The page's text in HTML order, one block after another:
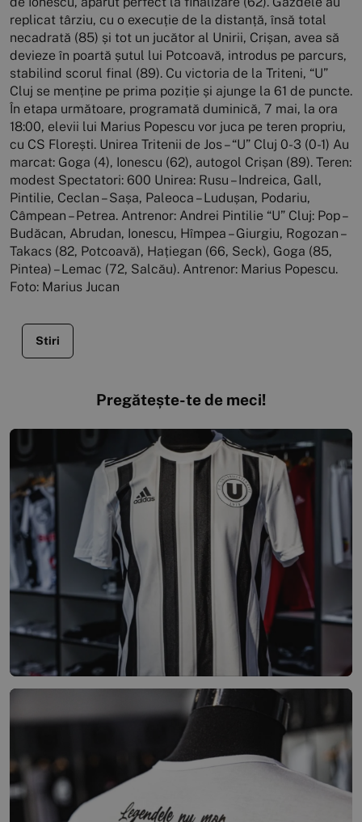
replicat târziu, cu o execuție de la distanță, însă total
necadrată (85) și tot un jucător al Unirii, Crișan, avea să
devieze în poartă șutul lui Potcoavă, introdus pe parcurs,
stabilind scorul final (89). Cu victoria de la Triteni, “U”
Cluj se menține pe prima poziție și ajunge la 61 de puncte.
În etapa următoare, programată duminică, 7 mai, la ora
18:00, elevii lui Marius Popescu vor juca pe teren propriu,
cu CS Florești. Unirea Tritenii de Jos – “U” Cluj 0-3 (0-1) Au
marcat: Goga (4), Ionescu (62), autogol Crișan (89). Teren:
modest Spectatori: 600 Unirea: Rusu – Indreica, Gall,
Pintilie, Ceclan – Sașa, Paleoca – Ludușan, Podariu,
Câmpean – Petrea. Antrenor: Andrei Pintilie “U” Cluj: Pop –
Budăcan, Abrudan, Ionescu, Hîmpea – Giurgiu, Rogozan –
Takacs (82, Potcoavă), Hațiegan (66, Seck), Goga (85,
Pintea) – Lemac (72, Salcău). Antrenor: Marius Popescu.
Foto: Marius Jucan
Stiri
Pregătește-te de meci!